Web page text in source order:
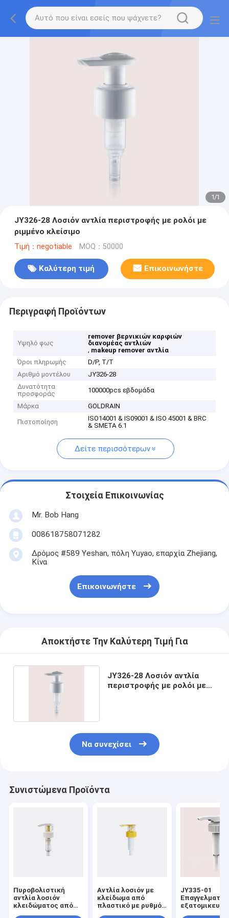
1/1
JY326-28 Λοσιόν αντλία περιστροφής με ρολόι με
ριμμένο κλείσιμο
Τιμή：negotiable MOQ：50000
Καλύτερη τιμή Επικοινωνήστε
Περιγραφή Προϊόντων
Υψηλό φως
remover βερνικιών καρφιών
διανομέας αντλιών
, makeup remover αντλία
Όροι πληρωμής
D/P, T/T
Αριθμό μοντέλου
JY326-28
Δυνατότητα
προσφοράς
100000pcs εβδομάδα
Μάρκα GOLDRAIN
Πιστοποίηση
ISO14001 & IS09001 & ISO 45001 & BRC
& SMETA 6.1
Δείτε περισσότερων
Στοιχεία Επικοινωνίας
Mr. Bob Hang
008618758071282
Δρόμος #589 Yeshan, πόλη Yuyao, επαρχία Zhejiang,
Κίνα
Επικοινωνήστε
Αποκτήστε Την Καλύτερη Τιμή Για
JY326-28 Λοσιόν αντλία
περιστροφής με ρολόι με
Να συνεχίσει
Συνιστώμενα Προϊόντα
Πυροβολιστική
αντλία λοσιόν
κλειδώματος από
Αντλία λοσιόν με
κλείδωμα από
πλαστικό με ρυθμό
JY335-01